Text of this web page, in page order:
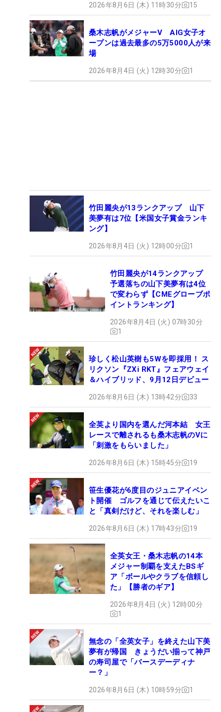
2026年8月6日 (木) 11時30分 15
桑木志帆がメジャーV AIG女子オ
ープンは過去最多の5万5000人が来
場
2026年8月4日 (火) 12時30分 1
竹田麗央が13ランクアップ 山下
美夢有は7位【米国女子賞金ランキ
ング】
2026年8月4日 (火) 12時00分 1
竹田麗央が14ランクアップ
予選落ちの山下美夢有は4位
で変わらず【CMEグローブポ
イントランキング】
2026年8月4日 (火) 07時30分
1
珍しく松山英樹も5Wを即採用！ ス
リクソン『ZXi RKT』フェアウェイ
＆ハイブリッド、9月12日デビュー
2026年8月6日 (木) 13時42分 33
全英より国内を選んだ河本結 女王
レースで離されるも桑木志帆のVに
「刺激をもらいました」
2026年8月6日 (木) 15時45分 19
笹生優花が6度目のジュニアイベン
ト開催 ゴルフを通じて伝えたいこ
と「真剣だけど、それを楽しむ」
2026年8月6日 (木) 17時43分 19
全英女王・桑木志帆の14本
メジャー制覇を支えたBSギ
ア「ボールやクラブを信頼し
た」【勝者のギア】
2026年8月4日 (火) 12時00分
1
無念の「全英女子」を終えた山下美
夢有が帰国 きょうだい揃って神戸
の寿司屋で「バースデーディナ
ー？」
2026年8月6日 (木) 10時59分 1